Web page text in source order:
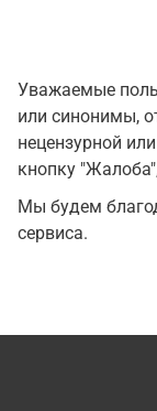
Уважаемые
или синонимы,
нецензурной
кнопку
Мы будем
сервиса.